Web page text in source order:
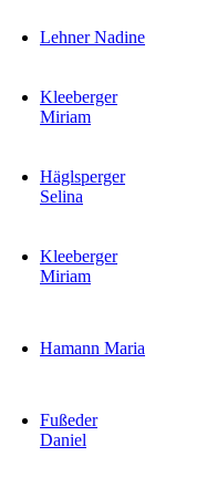
Lehner Nadine
Kleeberger
Miriam
Häglsperger
Selina
Kleeberger
Miriam
Hamann Maria
Fußeder
Daniel